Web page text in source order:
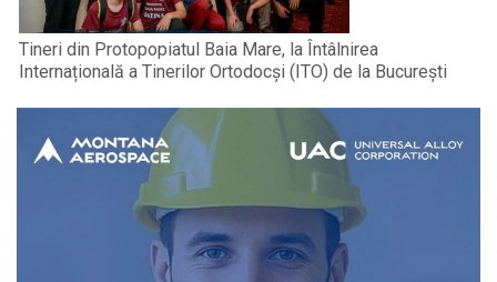
Tineri din Protopopiatul Baia Mare, la Întâlnirea
Internațională a Tinerilor Ortodocși (ITO) de la București